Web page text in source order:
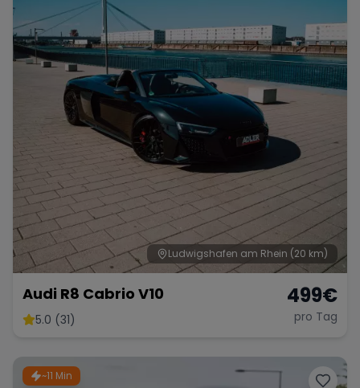
Ludwigshafen am Rhein (20 km)
Audi R8 Cabrio V10
5.0 (31)
499€
pro Tag
~11 Min